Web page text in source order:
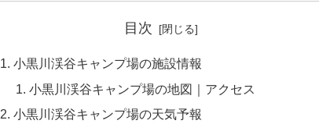
目次
小黒川渓谷キャンプ場の施設情報
小黒川渓谷キャンプ場の地図｜アクセス
小黒川渓谷キャンプ場の天気予報